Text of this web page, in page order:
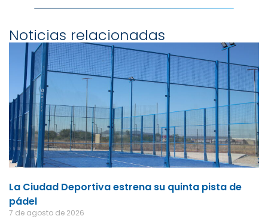
Noticias relacionadas
La Ciudad Deportiva estrena su quinta pista de
pádel
7 de agosto de 2026